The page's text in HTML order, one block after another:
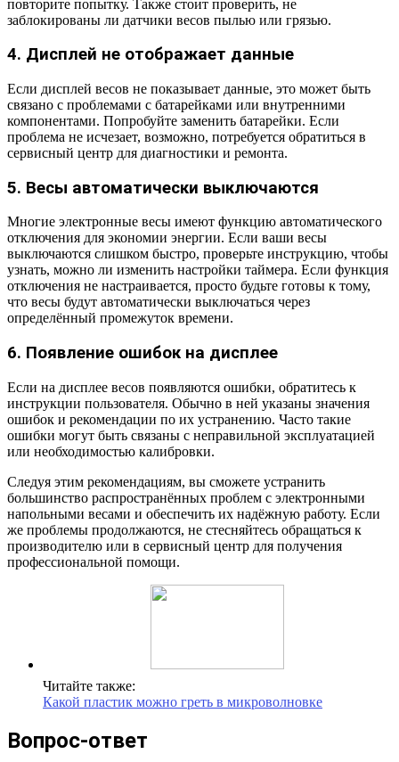
повторите попытку. Также стоит проверить, не
заблокированы ли датчики весов пылью или грязью.
4. Дисплей не отображает данные
Если дисплей весов не показывает данные, это может быть
связано с проблемами с батарейками или внутренними
компонентами. Попробуйте заменить батарейки. Если
проблема не исчезает, возможно, потребуется обратиться в
сервисный центр для диагностики и ремонта.
5. Весы автоматически выключаются
Многие электронные весы имеют функцию автоматического
отключения для экономии энергии. Если ваши весы
выключаются слишком быстро, проверьте инструкцию, чтобы
узнать, можно ли изменить настройки таймера. Если функция
отключения не настраивается, просто будьте готовы к тому,
что весы будут автоматически выключаться через
определённый промежуток времени.
6. Появление ошибок на дисплее
Если на дисплее весов появляются ошибки, обратитесь к
инструкции пользователя. Обычно в ней указаны значения
ошибок и рекомендации по их устранению. Часто такие
ошибки могут быть связаны с неправильной эксплуатацией
или необходимостью калибровки.
Следуя этим рекомендациям, вы сможете устранить
большинство распространённых проблем с электронными
напольными весами и обеспечить их надёжную работу. Если
же проблемы продолжаются, не стесняйтесь обращаться к
производителю или в сервисный центр для получения
профессиональной помощи.
Читайте также:
Какой пластик можно греть в микроволновке
Вопрос-ответ